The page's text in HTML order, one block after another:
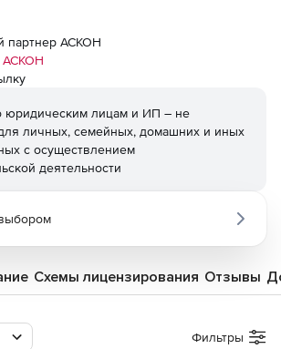
партнер АСКОН
АСКОН
юридическим лицам и ИП – не
личных, семейных, домашних и иных
с осуществлением
деятельности
Схемы лицензирования Отзывы
Фильтры